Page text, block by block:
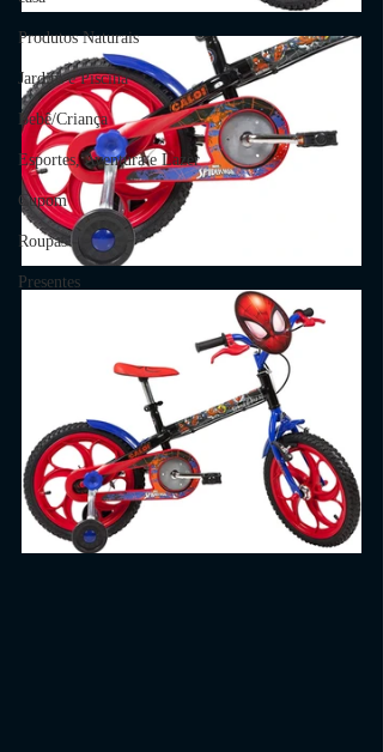
Produtos Naturais
Jardim e Piscina
Bebê/Criança
Esportes, Aventura e Lazer
Cupom
Roupas
Presentes